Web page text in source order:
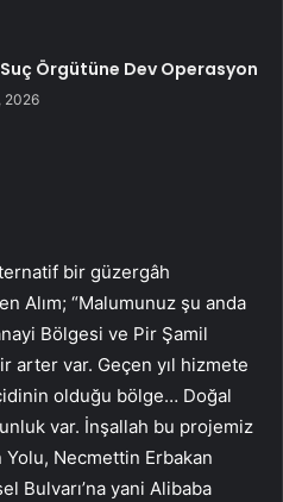
Örgütüne Dev Operasyon
2026
bir güzergâh
Alım; “Malumunuz şu anda
Bölgesi ve Pir Şamil
arter var. Geçen yıl hizmete
olduğu bölge… Doğal
var. İnşallah bu projemiz
Yolu, Necmettin Erbakan
Bulvarı’na yani Alibaba